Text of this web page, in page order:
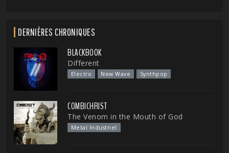
DERNIÈRES CHRONIQUES
BLACKBOOK
Different
Electro New Wave Synthpop
COMBICHRIST
The Venom in the Mouth of God
Metal Industriel